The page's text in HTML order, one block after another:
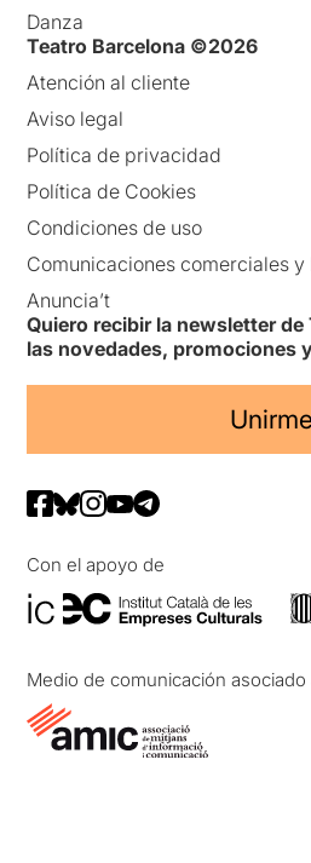
Danza
Teatro Barcelona ©2026
Atención al cliente
Aviso legal
Política de privacidad
Política de Cookies
Condiciones de uso
Comunicaciones comerciales
Anuncia’t
Quiero recibir la newsletter de
las novedades, promociones
Unirme
Con el apoyo de
Medio de comunicación asociado